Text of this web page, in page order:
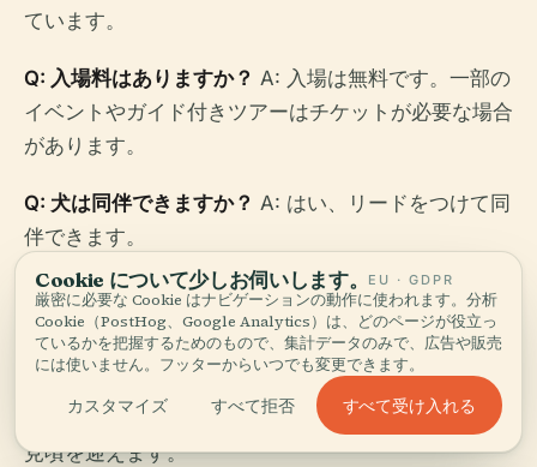
ています。
Q: 入場料はありますか？ A: 入場は無料です。一部の
イベントやガイド付きツアーはチケットが必要な場合
があります。
Q: 犬は同伴できますか？ A: はい、リードをつけて同
伴できます。
Q: 公園は車椅子でアクセスできますか？A: はい、ほ
とんどの小道やトイレはアクセス可能です。
Q: ローズガーデンを訪れるのに最適な時期はいつで
すか？A: 6月下旬から10月にかけてが最適で、7月に
見頃を迎えます。
Cookie について少しお伺いします。 EU · GDPR
厳密に必要な Cookie はナビゲーションの動作に使われます。分析
Cookie（PostHog、Google Analytics）は、どのページが役立っ
ているかを把握するためのもので、集計データのみで、広告や販売
には使いません。フッターからいつでも変更できます。
カスタマイズ すべて拒否 すべて受け入れる